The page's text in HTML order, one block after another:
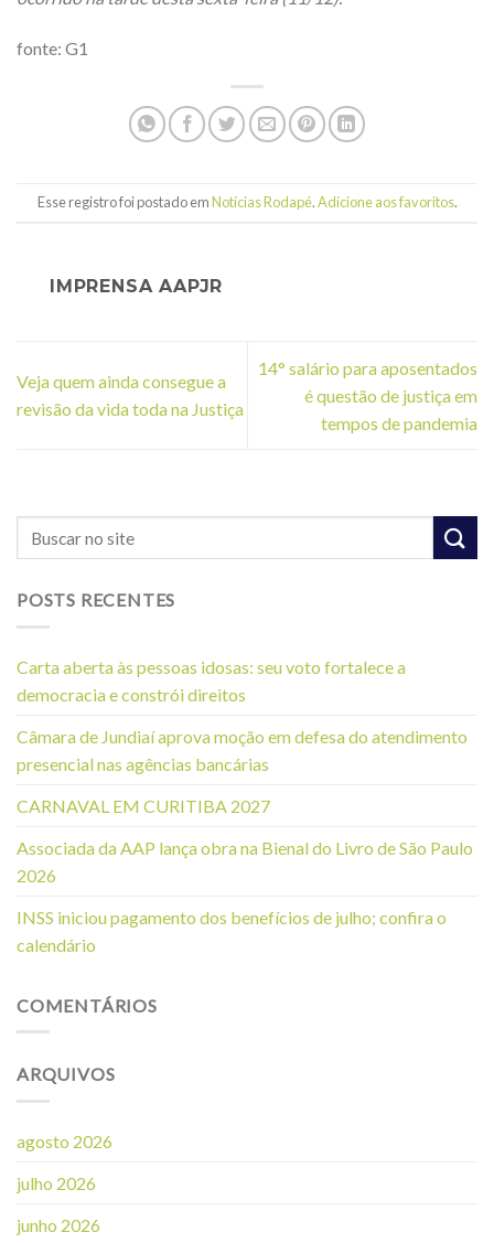
fonte: G1
Esse registro foi postado emNotícias Rodapé.Adicione aos favoritos.
IMPRENSA AAPJR
Veja quem ainda consegue a
revisão da vida toda na Justiça
14° salário para aposentados
é questão de justiça em
tempos de pandemia
POSTS RECENTES
Carta aberta às pessoas idosas: seu voto fortalece a
democracia e constrói direitos
Câmara de Jundiaí aprova moção em defesa do atendimento
presencial nas agências bancárias
CARNAVAL EM CURITIBA 2027
Associada da AAP lança obra na Bienal do Livro de São Paulo
2026
INSS iniciou pagamento dos benefícios de julho; confira o
calendário
COMENTÁRIOS
ARQUIVOS
agosto 2026
julho 2026
junho 2026